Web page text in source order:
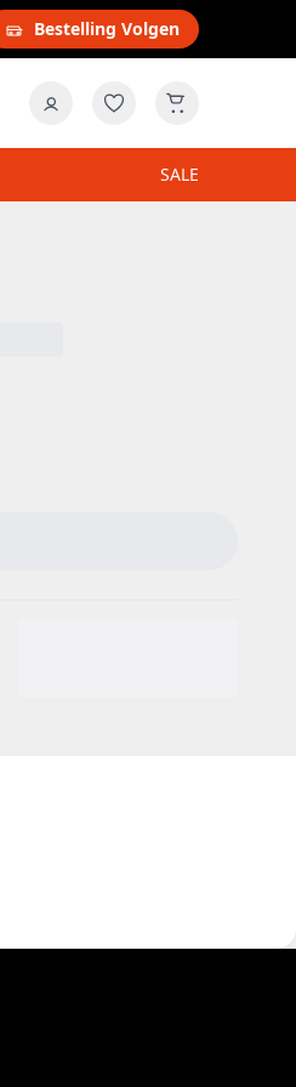
Bestelling Volgen
SALE